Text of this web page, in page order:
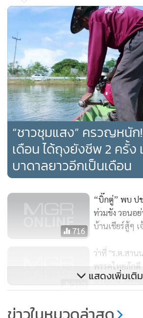
ด้วย
“ชาวชุมแสง” ครวญหนัก
เดือน ได้ถุงยังชีพ 2 ครั้
บาดาลยาวอีกเป็นเดือน
716
“บิ๊กตู่” พบ ป
ท่วมขัง วอนอ
บ้านเชียร์สู้ๆ
210
ว่าที่​ "ร.ต.สา
พรรคไทยภัก
ชาวบ้าน วัดค
กรุงเทพฯ
ปคม.เรียกสอง
แสดงเพิ่มเติม